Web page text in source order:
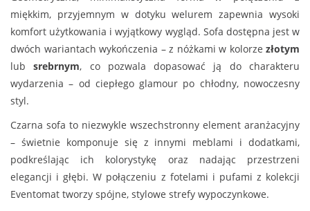
miękkim, przyjemnym w dotyku welurem zapewnia wysoki
komfort użytkowania i wyjątkowy wygląd. Sofa dostępna jest w
dwóch wariantach wykończenia – z nóżkami w kolorze złotym
lubsrebrnym, co pozwala dopasować ją do charakteru
wydarzenia – od ciepłego glamour po chłodny, nowoczesny
styl.
Czarna sofa to niezwykle wszechstronny element aranżacyjny
– świetnie komponuje się z innymi meblami i dodatkami,
podkreślając ich kolorystykę oraz nadając przestrzeni
elegancji i głębi. W połączeniu z fotelami i pufami z kolekcji
Eventomat tworzy spójne, stylowe strefy wypoczynkowe.